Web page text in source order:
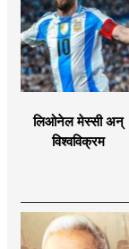
लिओनेल मेस्सी अन्
विश्वविक्रम